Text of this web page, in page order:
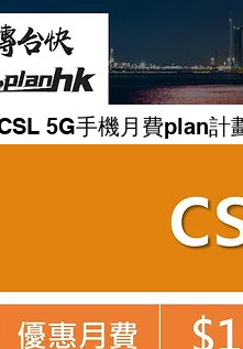
5G手機月費plan計